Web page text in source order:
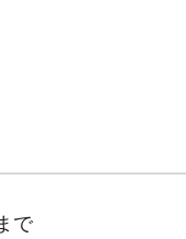
で